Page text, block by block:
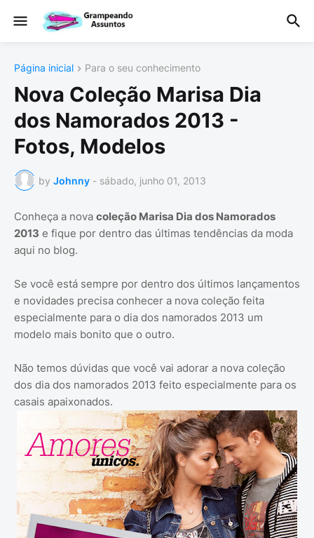
Página inicial Para o seu conhecimento
Nova Coleção Marisa Dia
dos Namorados 2013 -
Fotos, Modelos
by Johnny - sábado, junho 01, 2013
Conheça a nova coleção Marisa Dia dos Namorados
2013 e fique por dentro das últimas tendências da moda
aqui no blog.
Se você está sempre por dentro dos últimos lançamentos
e novidades precisa conhecer a nova coleção feita
especialmente para o dia dos namorados 2013 um
modelo mais bonito que o outro.
Não temos dúvidas que você vai adorar a nova coleção
dos dia dos namorados 2013 feito especialmente para os
casais apaixonados.